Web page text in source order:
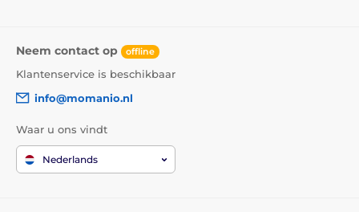
1x natte doek
1x stofverwijderaar
Het product is opgenomen in de
categorieën
Neem contact op offline
Klantenservice is beschikbaar
info@momanio.nl
Waar u ons vindt
Nederlands